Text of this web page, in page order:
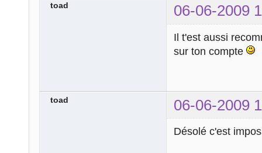
toad 06-06-2009
Il t'est aussi
sur ton compte
toad 06-06-2009
Désolé c'est